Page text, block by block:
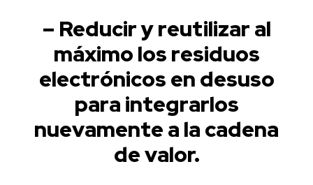
– Reducir y reutilizar al
máximo los residuos
electrónicos en desuso
para integrarlos
nuevamente a la cadena
de valor.